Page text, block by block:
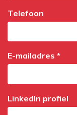
Telefoon
E-mailadres *
LinkedIn profiel